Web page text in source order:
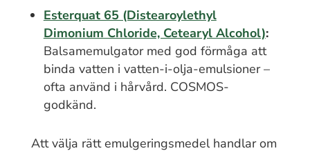
Esterquat 65 (Distearoylethyl
Dimonium Chloride, Cetearyl Alcohol):
Balsamemulgator med god förmåga att
binda vatten i vatten-i-olja-emulsioner –
ofta använd i hårvård. COSMOS-
godkänd.
Att välja rätt emulgeringsmedel handlar om